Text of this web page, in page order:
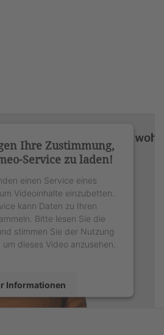
Ihre Zustimmung,
Service zu laden!
einen Service eines
Videoinhalte einzubetten.
kann Daten zu Ihren
Bitte lesen Sie die
stimmen Sie der Nutzung
dieses Video anzusehen.
Informationen